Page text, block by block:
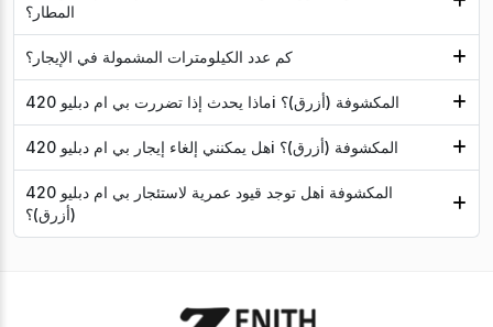
المطار؟
كم عدد الكيلومترات المشمولة في الإيجار؟
ماذا يحدث إذا تضررت بي ام دبليو 420i المكشوفة (أزرق)؟
هل يمكنني إلغاء إيجار بي ام دبليو 420i المكشوفة (أزرق)؟
هل توجد قيود عمرية لاستئجار بي ام دبليو 420i المكشوفة
(أزرق)؟